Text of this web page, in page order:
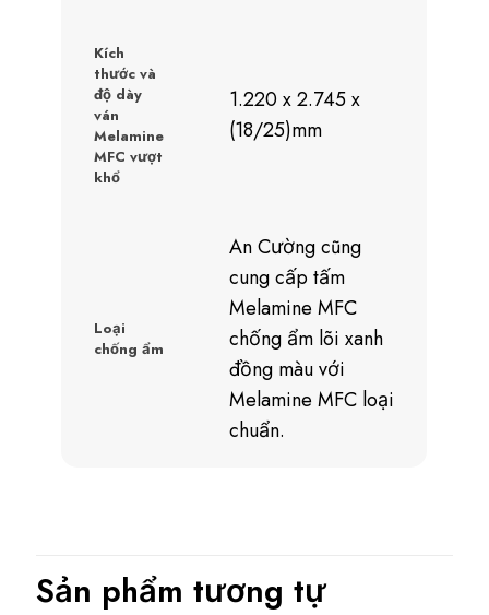
Kích
thước và
độ dày
ván
Melamine
MFC vượt
khổ
1.220 x 2.745 x
(18/25)mm
Loại
chống ẩm
An Cường cũng
cung cấp tấm
Melamine MFC
chống ẩm lõi xanh
đồng màu với
Melamine MFC loại
chuẩn.
Sản phẩm tương tự